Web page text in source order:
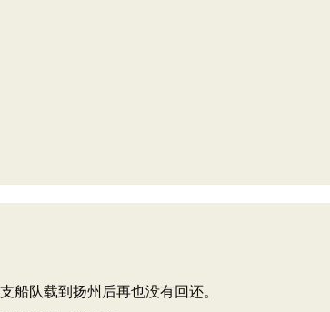
船队载到扬州后再也没有回还。